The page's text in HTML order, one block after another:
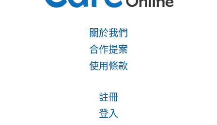
關於我們
合作提案
使用條款
註冊
登入